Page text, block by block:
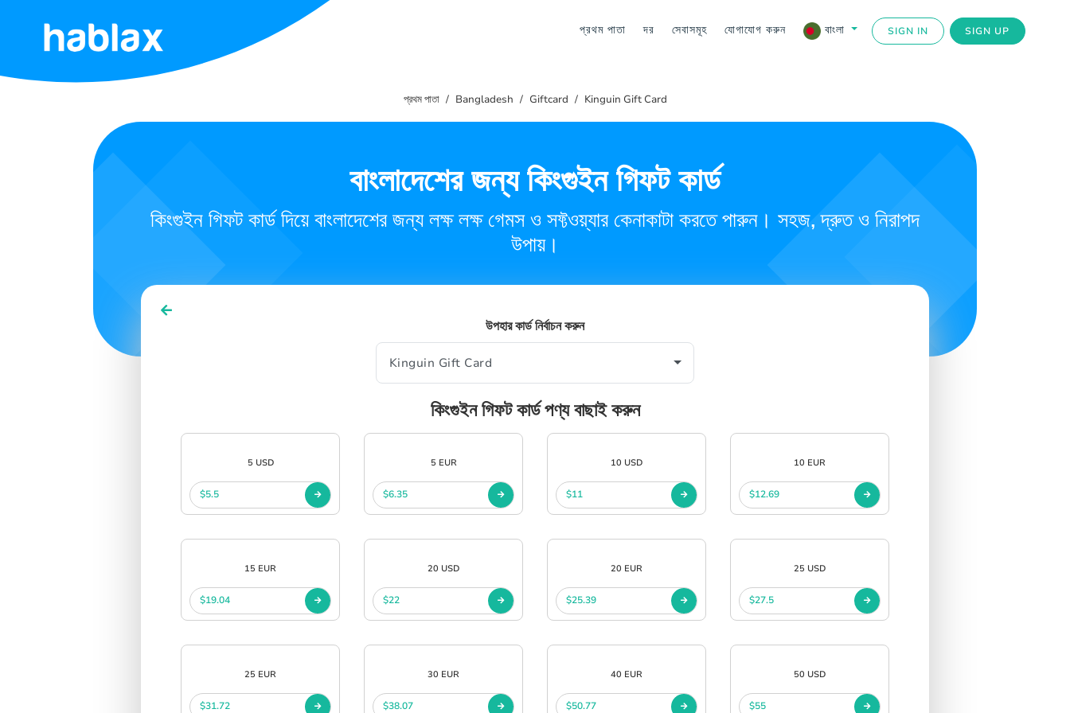
প্রথম পাতা দর সেবাসমূহ যোগাযোগ করুন বাংলা SIGN IN SIGN UP
প্রথম
প্রথম পাতা Bangladesh Giftcard Kinguin Gift Card
বাংলাদেশের জন্য কিংগুইন গিফট কার্ড
কিংগুইন গিফট কার্ড দিয়ে বাংলাদেশের জন্য লক্ষ লক্ষ গেমস ও সফ্টওয়্যার কেনাকাটা করতে পারুন। সহজ, দ্রুত ও নিরাপদ
উপায়।
উপহার কার্ড নির্বাচন করুন
কিংগুইন গিফট কার্ড পণ্য বাছাই করুন
5 USD
$5.5
5 EUR
$6.35
10 USD
$11
10 EUR
$12.69
15 EUR
$19.04
20 USD
$22
20 EUR
$25.39
25 USD
$27.5
25 EUR
$31.72
30 EUR
$38.07
40 EUR
$50.77
50 USD
$55